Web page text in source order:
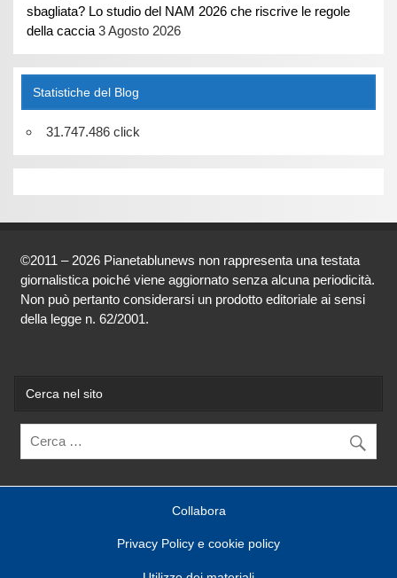
sbagliata? Lo studio del NAM 2026 che riscrive le regole
della caccia 3 Agosto 2026
Statistiche del Blog
31.747.486 click
©2011 – 2026 Pianetablunews non rappresenta una testata
giornalistica poiché viene aggiornato senza alcuna periodicità.
Non può pertanto considerarsi un prodotto editoriale ai sensi
della legge n. 62/2001.
Cerca nel sito
Collabora
Privacy Policy e cookie policy